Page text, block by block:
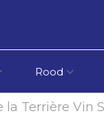
Rood
la Terrière Vin